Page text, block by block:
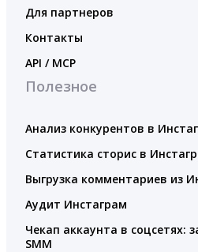
Для партнеров
Контакты
API / MCP
Полезное
Анализ конкурентов в
Статистика сторис в
Выгрузка комментариев из
Аудит Инстаграм
Чекап аккаунта в соцсетях:
SMM